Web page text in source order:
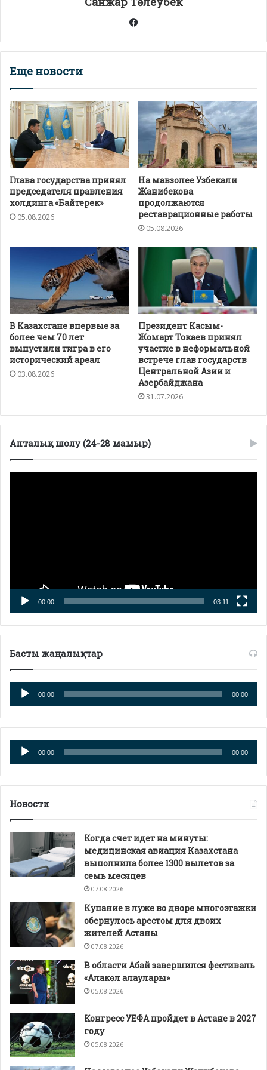
ь
Facebook
Еще новости
Глава государства принял
председателя правления
холдинга «Байтерек»
05.08.2026
На мавзолее Узбекали
Жанибекова
продолжаются
реставрационные работы
05.08.2026
В Казахстане впервые за
более чем 70 лет
выпустили тигра в его
исторический ареал
03.08.2026
Президент Касым-
Жомарт Токаев принял
участие в неформальной
встрече глав государств
Центральной Азии и
Азербайджана
31.07.2026
Апталық шолу (24-28 мамыр)
00:00 03:11
Басты жаңалықтар
Аудиоплеер
00:00 00:00
Аудиоплеер
00:00 00:00
Новости
Когда счет идет на минуты:
медицинская авиация Казахстана
выполнила более 1300 вылетов за
семь месяцев
07.08.2026
Купание в луже во дворе многоэтажки
обернулось арестом для двоих
жителей Астаны
07.08.2026
В области Абай завершился фестиваль
«Алакөл алаулары»
05.08.2026
Конгресс УЕФА пройдет в Астане в 2027
году
05.08.2026